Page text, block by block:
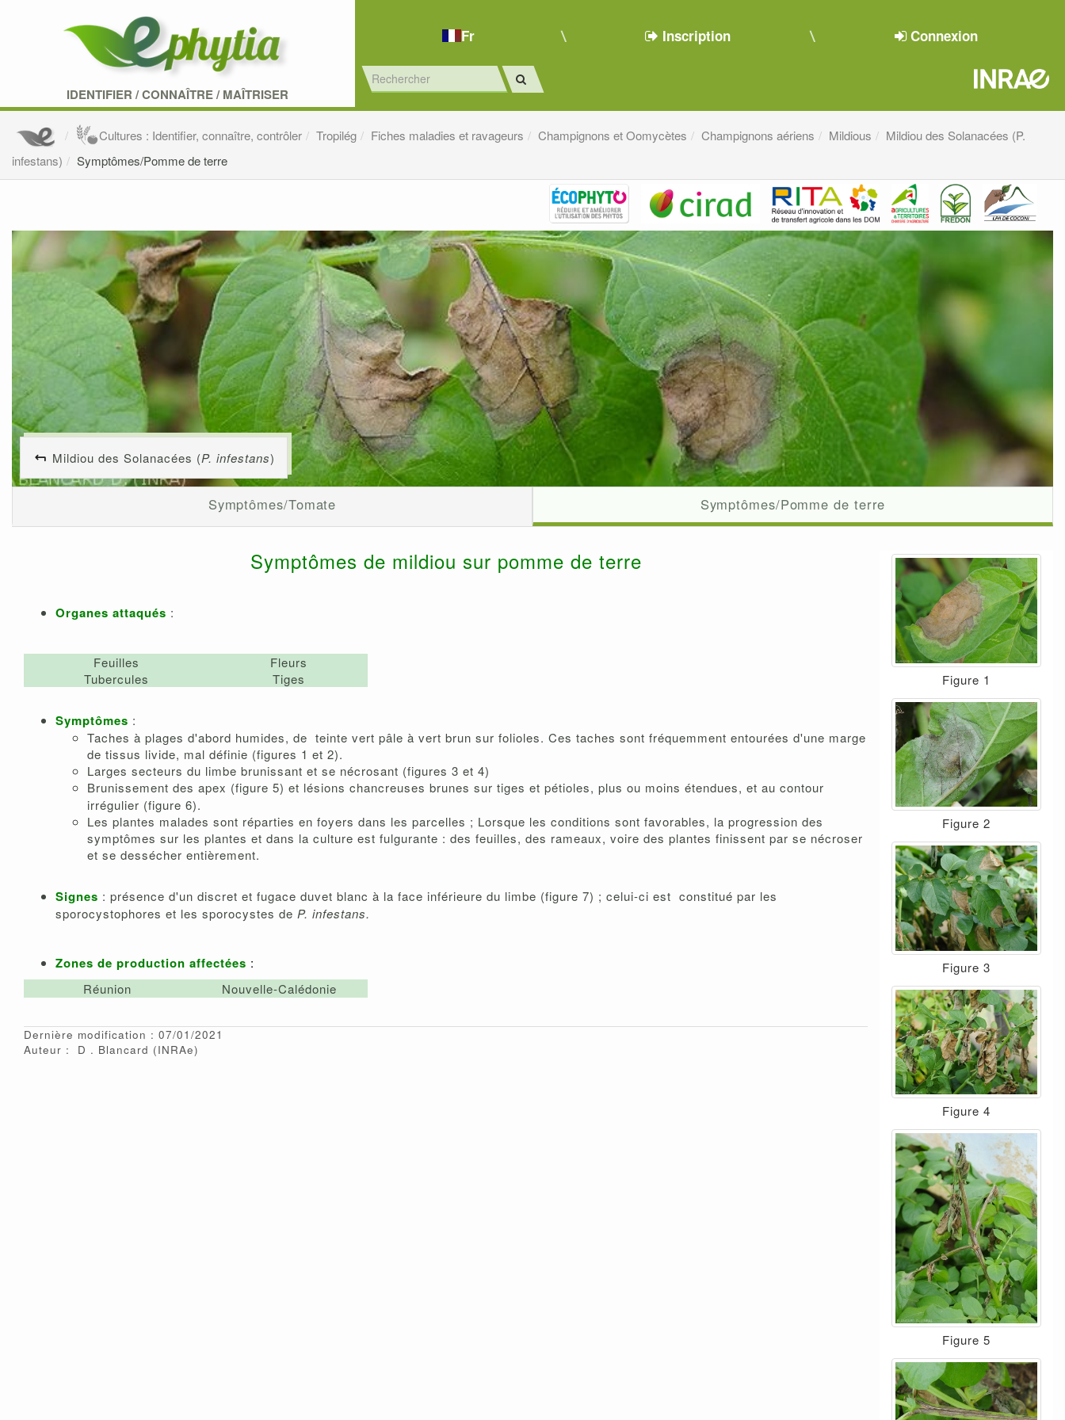
IDENTIFIER /CONNAÎTRE/MAÎTRISER
Fr Inscription Connexion
Cultures : Identifier, connaître, contrôler Tropilég Fiches maladies et ravageurs Champignons et Oomycètes Champignons aériens Mildious
Mildiou des Solanacées (P.
infestans)
Symptômes/Pomme de terre
Mildiou des Solanacées (P. infestans)
Symptômes/Tomate Symptômes/Pomme de terre
Symptômes de mildiou sur pomme de terre
Organes attaqués :
Feuilles
Fleurs
Tubercules
Tiges
Symptômes :
Taches à plages d'abord humides, de teinte vert pâle à vert brun sur folioles. Ces taches sont fréquemment entourées d'une marge
de tissus livide, mal définie (figures 1 et 2).
Larges secteurs du limbe brunissant et se nécrosant (figures 3 et 4)
Brunissement des apex (figure 5) et lésions chancreuses brunes sur tiges et pétioles, plus ou moins étendues, et au contour
irrégulier (figure 6).
Les plantes malades sont réparties en foyers dans les parcelles ; Lorsque les conditions sont favorables, la progression des
symptômes sur les plantes et dans la culture est fulgurante : des feuilles, des rameaux, voire des plantes finissent par se nécroser
et se dessécher entièrement.
Signes : présence d'un discret et fugace duvet blanc à la face inférieure du limbe (figure 7) ; celui-ci est constitué par les
sporocystophores et les sporocystes de P. infestans.
Zones de production affectées :
Réunion
Nouvelle-Calédonie
Dernière modification : 07/01/2021
Auteur :
D Blancard (INRAe)
Figure 1
Figure 2
Figure 3
Figure 4
Figure 5